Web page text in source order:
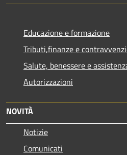
Educazione e formazione
Tributi,finanze e
Salute, benessere e
Autorizzazioni
NOVITÀ
Notizie
Comunicati